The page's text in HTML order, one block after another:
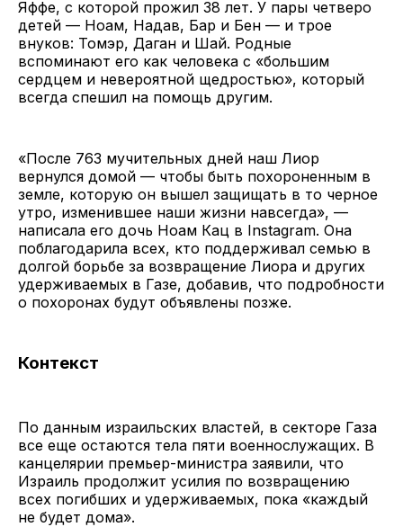
Яффе, с которой прожил 38 лет. У пары четверо
детей — Ноам, Надав, Бар и Бен — и трое
внуков: Томэр, Даган и Шай. Родные
вспоминают его как человека с «большим
сердцем и невероятной щедростью», который
всегда спешил на помощь другим.
«После 763 мучительных дней наш Лиор
вернулся домой — чтобы быть похороненным в
земле, которую он вышел защищать в то черное
утро, изменившее наши жизни навсегда», —
написала его дочь Ноам Кац в Instagram. Она
поблагодарила всех, кто поддерживал семью в
долгой борьбе за возвращение Лиора и других
удерживаемых в Газе, добавив, что подробности
о похоронах будут объявлены позже.
Контекст
По данным израильских властей, в секторе Газа
все еще остаются тела пяти военнослужащих. В
канцелярии премьер-министра заявили, что
Израиль продолжит усилия по возвращению
всех погибших и удерживаемых, пока «каждый
не будет дома».